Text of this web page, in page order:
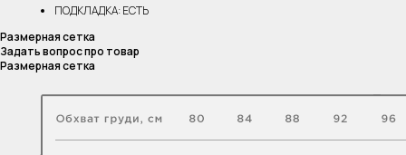
ПОДКЛАДКА: ЕСТЬ
Размерная сетка
Задать вопрос про товар
Размерная сетка